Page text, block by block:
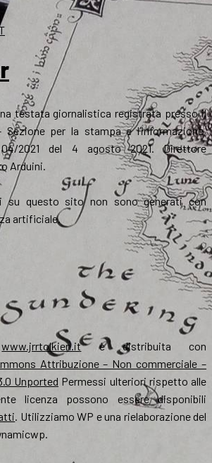
testata giornalistica registrata presso il
Sezione per la stampa e l’informazione,
2021 del 4 agosto 2021. Direttore
Arduini.
su questo sito non sono generati con
artificiale.
www.jrrtolkien.itè distribuita con
Attribuzione – Non commerciale –
Unported Permessi ulteriori rispetto alle
licenza possono essere disponibili
. Utilizziamo WP e una rielaborazione del